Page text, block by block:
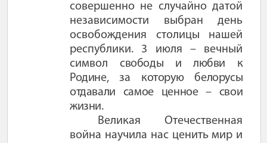
совершенно не случайно датой
независимости выбран день
освобождения столицы нашей
республики. 3 июля – вечный
символсвободы и любви к
Родине, за которую белорусы
отдавали самое ценное – свои
жизни.
Великая Отечественная
война научила нас ценить мир и